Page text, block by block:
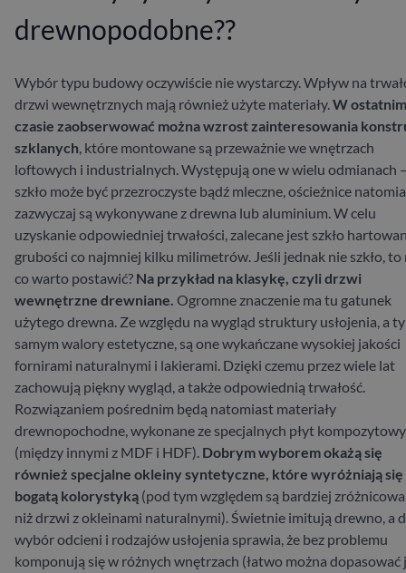
drewnopodobne??
Wybór typu budowy oczywiście nie wystarczy. Wpływ na
drzwi wewnętrznych mają również użyte materiały.W ostatnim
czasie zaobserwować można wzrost zainteresowania
szklanych, które montowane są przeważnie we wnętrzach
loftowych i industrialnych. Występują one w wielu odmianach
szkło może być przezroczyste bądź mleczne, ościeżnice
zazwyczaj są wykonywane z drewna lub aluminium. W celu
uzyskanie odpowiedniej trwałości, zalecane jest szkło
grubości co najmniej kilku milimetrów. Jeśli jednak nie szkło, to
co warto postawić? Na przykład na klasykę, czyli drzwi
wewnętrzne drewniane. Ogromne znaczenie ma tu gatunek
użytego drewna. Ze względu na wygląd struktury usłojenia, a
samym walory estetyczne, są one wykańczane wysokiej jakości
fornirami naturalnymi i lakierami. Dzięki czemu przez wiele lat
zachowują piękny wygląd, a także odpowiednią trwałość.
Rozwiązaniem pośrednim będą natomiast materiały
drewnopochodne, wykonane ze specjalnych płyt
(między innymi z MDF i HDF). Dobrym wyborem okażą się
również specjalne okleiny syntetyczne, które wyróżniają się
bogatą kolorystyką (pod tym względem są bardziej
niż drzwi z okleinami naturalnymi). Świetnie imitują drewno, a
wybór odcieni i rodzajów usłojenia sprawia, że bez problemu
komponują się w różnych wnętrzach (łatwo można dopasować